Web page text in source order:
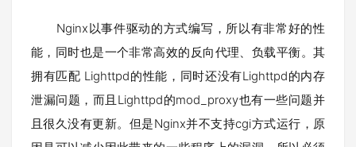
Nginx以事件驱动的方式编写，所以有非常好的性
能，同时也是一个非常高效的反向代理、负载平衡。其
拥有匹配 Lighttpd的性能，同时还没有Lighttpd的内存
泄漏问题，而且Lighttpd的mod_proxy也有一些问题并
且很久没有更新。但是Nginx并不支持cgi方式运行，原